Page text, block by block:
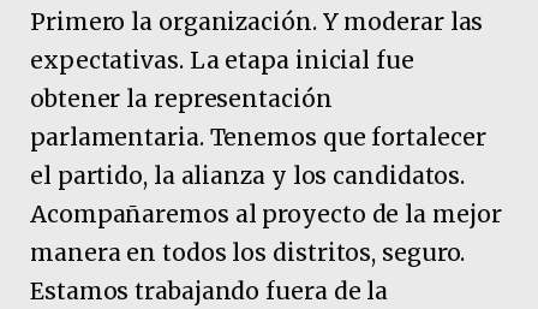
Primero la organización. Y moderar las
expectativas. La etapa inicial fue
obtener la representación
parlamentaria. Tenemos que fortalecer
el partido, la alianza y los candidatos.
Acompañaremos al proyecto de la mejor
manera en todos los distritos, seguro.
Estamos trabajando fuera de la